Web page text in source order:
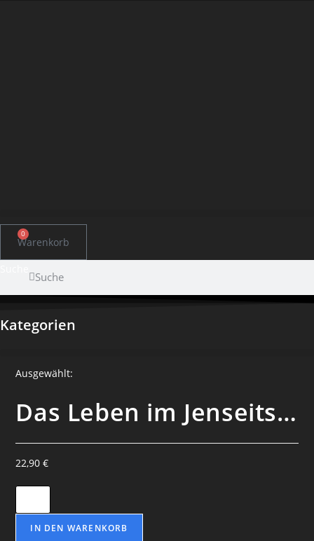
0
Warenkorb
Suche
Kategorien
Ausgewählt:
Das Leben im Jenseits…
22,90€
Leben
IN DEN WARENKORB